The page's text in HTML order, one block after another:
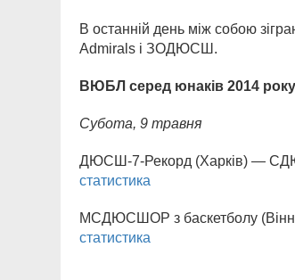
В останній день між собою
Admirals і ЗОДЮСШ.
ВЮБЛ серед юнаків 2014
Субота, 9 травня
ДЮСШ-7-Рекорд (Харків) —
статистика
МСДЮСШОР з баскетболу
статистика